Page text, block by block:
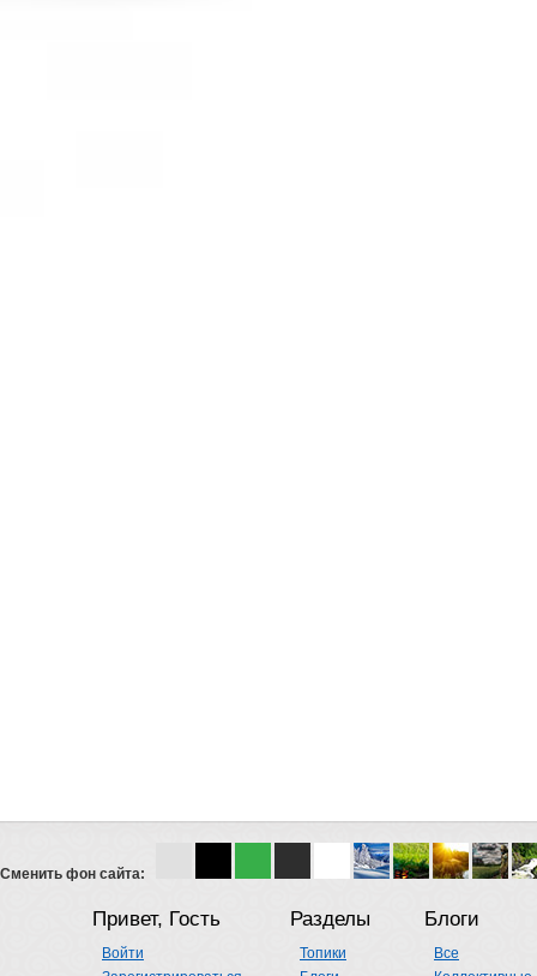
Сменить фон сайта:
Привет, Гость
Войти
Разделы
Топики
Блоги
Все